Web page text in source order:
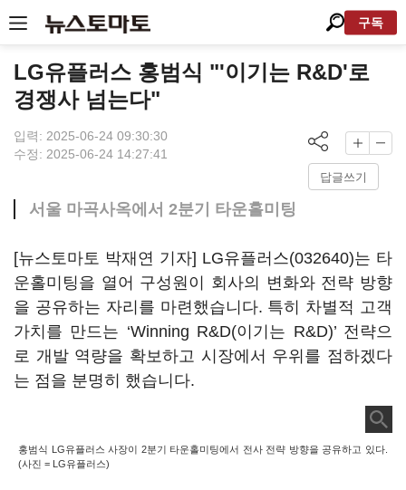
구독
LG유플러스 홍범식 "'이기는 R&D'로
경쟁사 넘는다"
입력: 2025-06-24 09:30:30
수정: 2025-06-24 14:27:41
답글쓰기
서울 마곡사옥에서 2분기 타운홀미팅
[뉴스토마토 박재연 기자] LG유플러스(032640)는 타
운홀미팅을 열어 구성원이 회사의 변화와 전략 방향
을 공유하는 자리를 마련했습니다. 특히 차별적 고객
가치를 만드는 ‘Winning R&D(이기는 R&D)’ 전략으
로 개발 역량을 확보하고 시장에서 우위를 점하겠다
는 점을 분명히 했습니다.
홍범식 LG유플러스 사장이 2분기 타운홀미팅에서 전사 전략 방향을 공유하고 있다.
(사진 = LG유플러스)